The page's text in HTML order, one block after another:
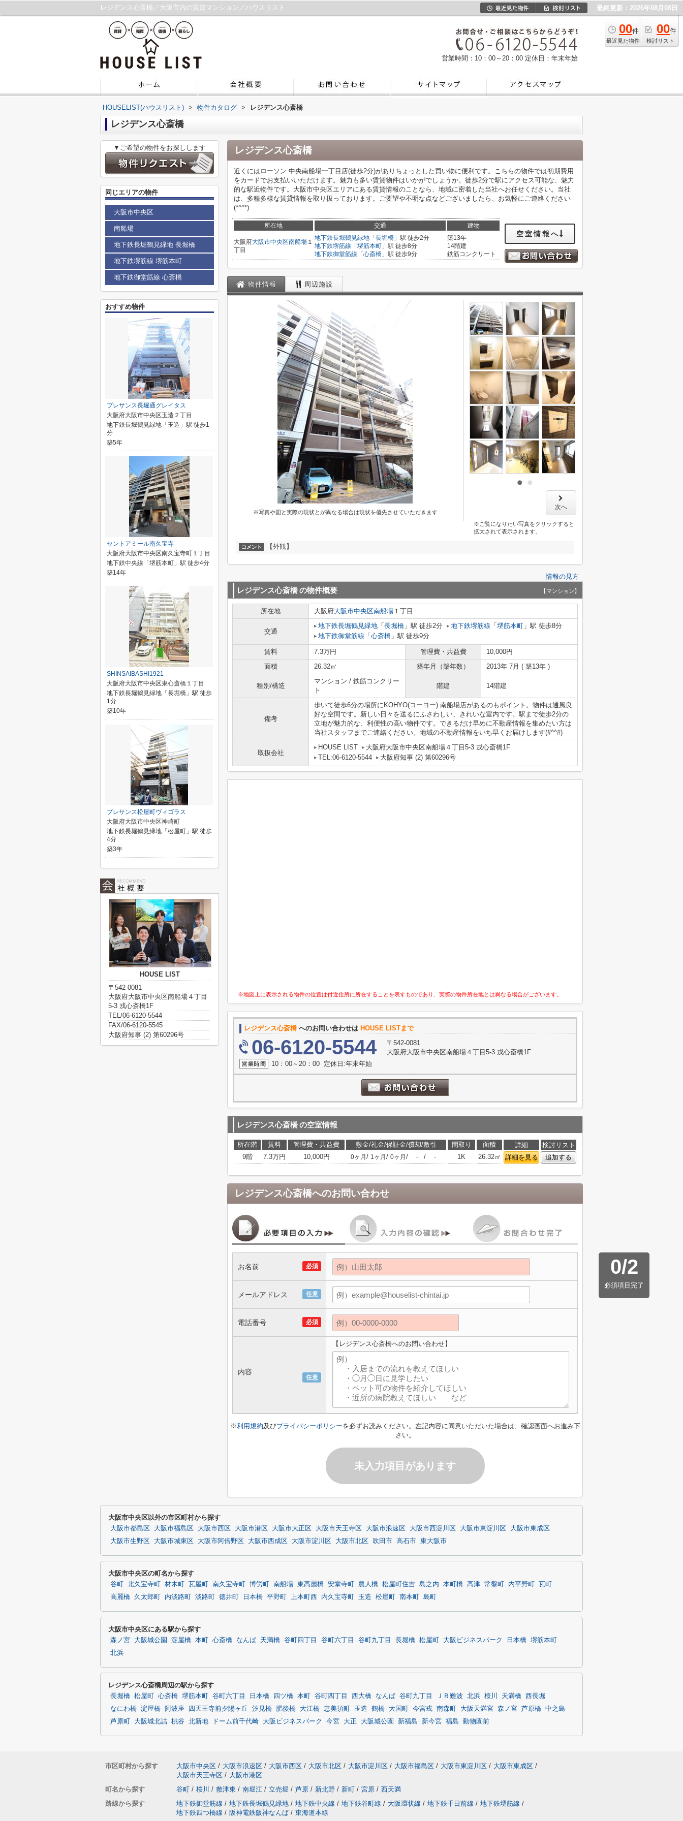
レジデンス心斎橋／大阪市内の賃貸マンション／ハウスリスト 最終更新：2026年08月08日
00件
最近見た物件
00件
検討リスト
営業時間：10：00～20：00 定休日：年末年始
HOUSELIST(ハウスリスト) > 物件カタログ > レジデンス心斎橋
レジデンス心斎橋
レジデンス心斎橋
近くにはローソン 中央南船場一丁目店(徒歩2分)がありちょっとした買い物に便利です。こちらの物件では初期費用
をカードでお支払いいただけます。魅力も多い賃貸物件はいかがでしょうか。徒歩2分で駅にアクセス可能な、魅力
的な駅近物件です。大阪市中央区エリアにある賃貸情報のことなら、地域に密着した当社へお任せください。当社
は、多種多様な賃貸情報を取り扱っております。ご要望や不明な点などございましたら、お気軽にご連絡ください
(*^^*)
所在地 交通 建物
大阪府大阪市中央区南船場 １
丁目
地下鉄長堀鶴見緑地 「 長堀橋 」駅 徒歩2分
地下鉄堺筋線 「 堺筋本町 」駅 徒歩8分
地下鉄御堂筋線 「 心斎橋 」駅 徒歩9分
築13年
14階建
鉄筋コンクリート
空室情報へ
物件情報 周辺施設
※写真や図と実際の現状とが異なる場合は現状を優先させていただきます
次へ
※ご覧になりたい写真をクリックすると
拡大されて表示されます。
コメント 【外観】
情報の見方
レジデンス心斎橋の物件概要 【マンション】
所在地 大阪府大阪市中央区南船場 １丁目
交通
地下鉄長堀鶴見緑地 「 長堀橋 」駅 徒歩2分 地下鉄堺筋線 「 堺筋本町 」駅 徒歩8分
地下鉄御堂筋線 「 心斎橋 」駅 徒歩9分
賃料 7.3万円 管理費・共益費
10,000円
面積
26.32㎡ 築年月（築年数） 2013年 7月 ( 築13年 )
種別/構造
マンション / 鉄筋コンクリー
ト
階建 14階建
備考
歩いて徒歩6分の場所にKOHYO(コーヨー) 南船場店があるのもポイント。物件は通風良
好な空間です。新しい日々を送るにふさわしい、きれいな室内です。駅まで徒歩2分の
立地が魅力的な、利便性の高い物件です。できるだけ早めに不動産情報を集めたい方は
当社スタッフまでご連絡ください。地域の不動産情報をいち早くお届けします(#^^#)
取扱会社
HOUSE LIST
大阪府大阪市中央区南船場４丁目5-3 戎心斎橋1F
TEL:06-6120-5544
大阪府知事 (2) 第60296号
※地図上に表示される物件の位置は付近住所に所在することを表すものであり、実際の物件所在地とは異なる場合がございます。
レジデンス心斎橋 へのお問い合わせは HOUSE LISTまで
06-6120-5544
〒542-0081
大阪府大阪市中央区南船場４丁目5-3 戎心斎橋1F
10：00～20：00 定休日:年末年始
レジデンス心斎橋の空室情報
所在階 賃料 管理費・共益費 敷金/礼金/保証金/償却/敷引 間取り 面積 詳細
検討リスト
9階
7.3万円 10,000円 0ヶ月 / 1ヶ月 / 0ヶ月 / - / - 1K 26.32㎡ 詳細を見る 追加する
レジデンス心斎橋へのお問い合わせ
0/2
必須項目完了
必須
お名前
任意
メールアドレス
必須
電話番号
任意
内容
【レジデンス心斎橋へのお問い合わせ】
※利用規約及びプライバシーポリシーを必ずお読みください。左記内容に同意いただいた場合は、確認画面へお進み下
さい。
未入力項目があります
▼ご希望の物件をお探しします
同じエリアの物件
大阪市中央区
南船場
地下鉄長堀鶴見緑地 長堀橋
地下鉄堺筋線 堺筋本町
地下鉄御堂筋線 心斎橋
おすすめ物件
プレサンス長堀通グレイタス
大阪府大阪市中央区玉造２丁目
地下鉄長堀鶴見緑地「玉造」駅 徒歩1
分
築5年
セントアミール南久宝寺
大阪府大阪市中央区南久宝寺町１丁目
地下鉄中央線「堺筋本町」駅 徒歩4分
築14年
SHINSAIBASHI1921
大阪府大阪市中央区東心斎橋１丁目
地下鉄長堀鶴見緑地「長堀橋」駅 徒歩
1分
築10年
プレサンス松屋町ヴィゴラス
大阪府大阪市中央区神崎町
地下鉄長堀鶴見緑地「松屋町」駅 徒歩
4分
築3年
HOUSE LIST
〒542-0081
大阪府大阪市中央区南船場４丁目
5-3 戎心斎橋1F
TEL/06-6120-5544
FAX/06-6120-5545
大阪府知事 (2) 第60296号
大阪市中央区以外の市区町村から探す
大阪市都島区 大阪市福島区 大阪市西区 大阪市港区 大阪市大正区 大阪市天王寺区 大阪市浪速区 大阪市西淀川区 大阪市東淀川区
大阪市東成区
大阪市生野区
大阪市城東区 大阪市阿倍野区 大阪市西成区 大阪市淀川区 大阪市北区 吹田市 高石市 東大阪市
大阪市中央区の町名から探す
谷町 北久宝寺町 材木町 瓦屋町 南久宝寺町 博労町 南船場 東高麗橋 安堂寺町 農人橋 松屋町住吉 島之内 本町橋 高津 常盤町 内平野町
瓦町
高麗橋
久太郎町 内淡路町 淡路町 徳井町 日本橋 平野町 上本町西 内久宝寺町 玉造 松屋町 南本町 島町
大阪市中央区にある駅から探す
森ノ宮 大阪城公園 淀屋橋 本町 心斎橋 なんば 天満橋 谷町四丁目 谷町六丁目 谷町九丁目 長堀橋 松屋町 大阪ビジネスパーク 日本橋 堺筋本町
北浜
レジデンス心斎橋周辺の駅から探す
長堀橋 松屋町 心斎橋 堺筋本町 谷町六丁目 日本橋 四ツ橋 本町 谷町四丁目 西大橋 なんば 谷町九丁目 ＪＲ難波 北浜 桜川 天満橋
西長堀
なにわ橋 淀屋橋 阿波座 四天王寺前夕陽ヶ丘 汐見橋 肥後橋 大江橋 恵美須町 玉造 鶴橋 大国町 今宮戎 南森町 大阪天満宮 森ノ宮 芦原橋 中之島
芦原町
大阪城北詰 桃谷 北新地 ドーム前千代崎 大阪ビジネスパーク 今宮 大正 大阪城公園 新福島 新今宮 福島 動物園前
市区町村から探す 大阪市中央区 / 大阪市浪速区 / 大阪市西区 / 大阪市北区 / 大阪市淀川区 / 大阪市福島区 / 大阪市東淀川区 / 大阪市東成区 /
大阪市天王寺区 / 大阪市港区
町名から探す
谷町 / 桜川 / 敷津東 / 南堀江 / 立売堀 / 芦原 / 新北野 / 新町 / 宮原 / 西天満
路線から探す
地下鉄御堂筋線 / 地下鉄長堀鶴見緑地 / 地下鉄中央線 / 地下鉄谷町線 / 大阪環状線 / 地下鉄千日前線 / 地下鉄堺筋線 /
地下鉄四つ橋線 / 阪神電鉄阪神なんば / 東海道本線